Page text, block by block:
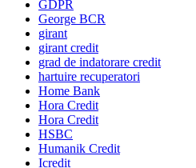
GDPR
George BCR
girant
girant credit
grad de indatorare credit
hartuire recuperatori
Home Bank
Hora Credit
Hora Credit
HSBC
Humanik Credit
Icredit